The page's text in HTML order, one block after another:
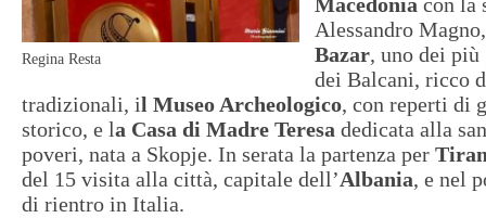
Regina Resta
Alessandro
Bazar, uno dei
dei Balcani, ricco
tradizionali, il Museo Archeologico, con reperti di
storico, e la Casa di Madre Teresa dedicata alla
poveri, nata a Skopje. In serata la partenza per
del 15 visita alla città, capitale dell’Albania, e nel
di rientro in Italia.